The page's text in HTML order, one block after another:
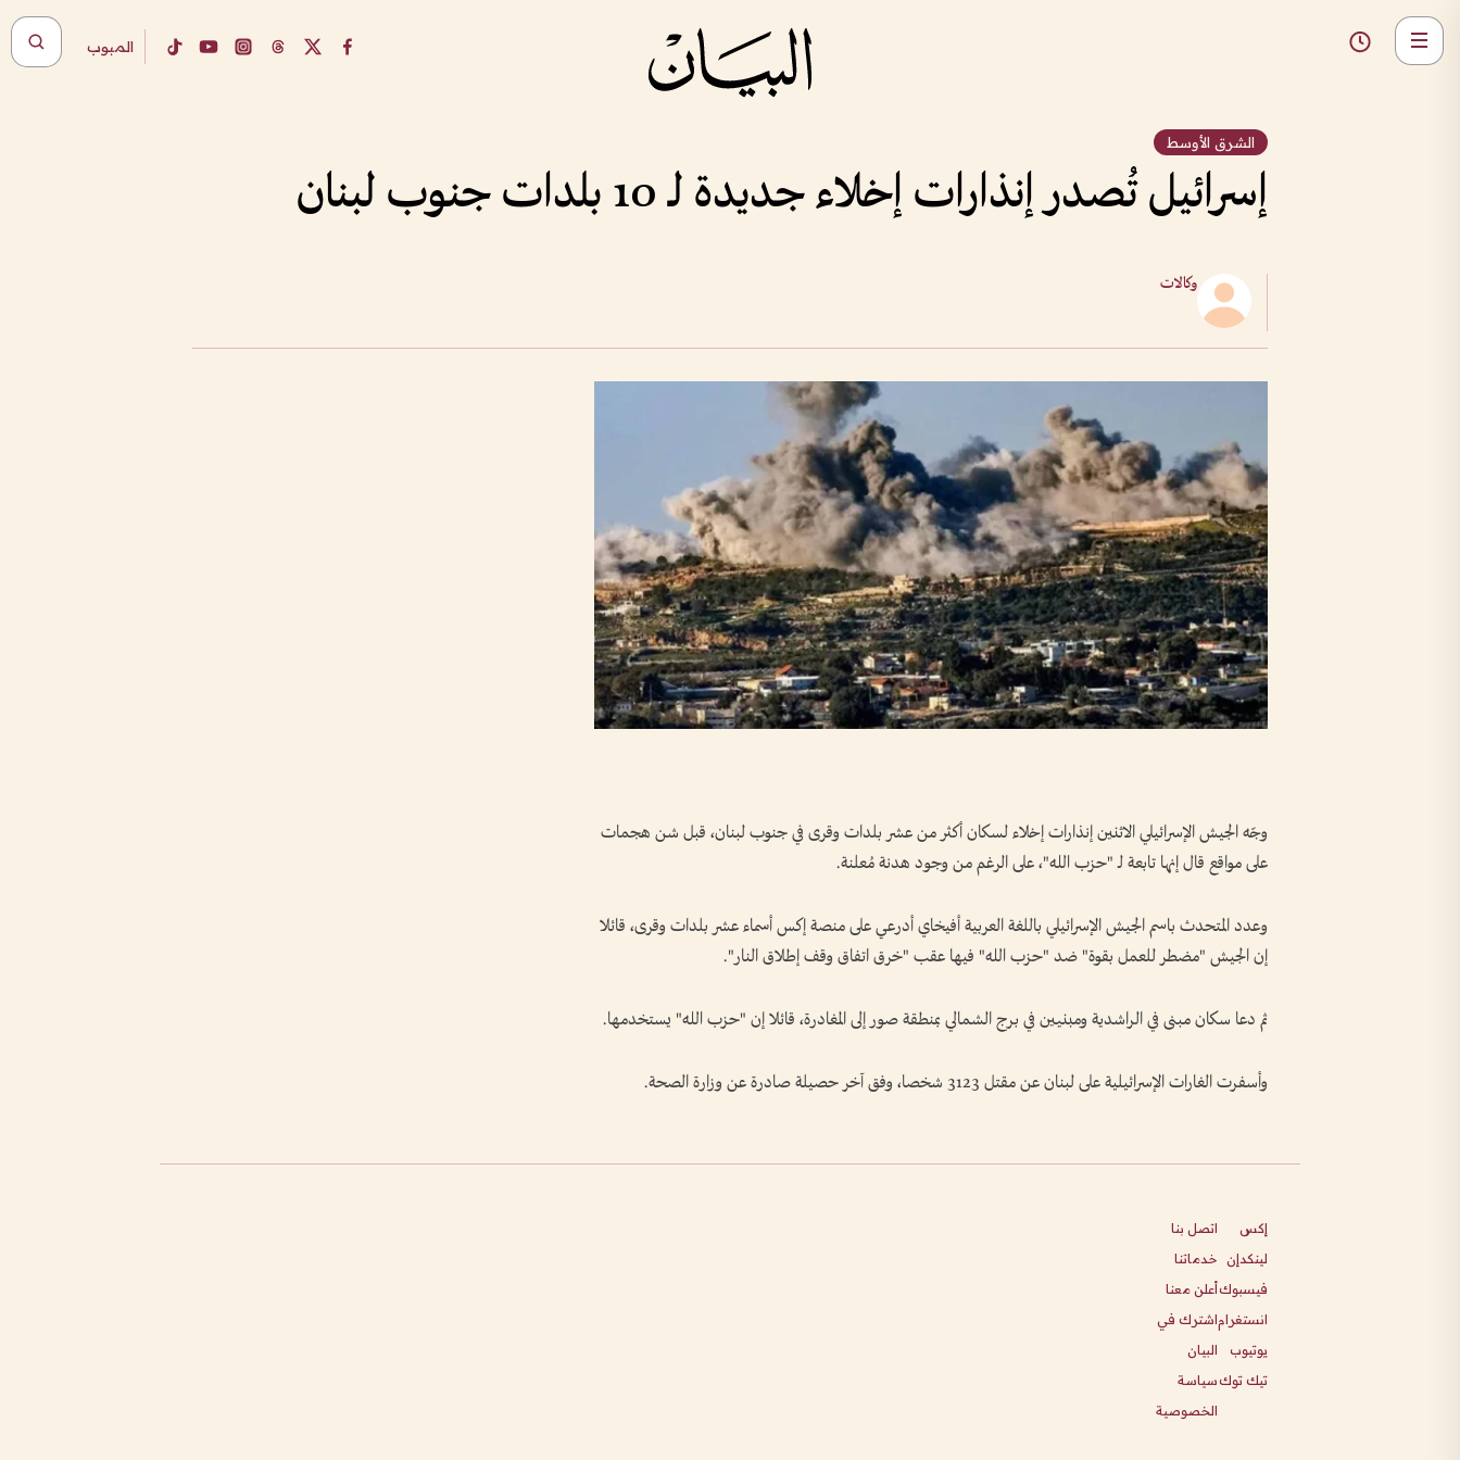
المبوب
الشرق الأوسط
إسرائيل تُصدر إنذارات إخلاء جديدة لـ 10 بلدات جنوب لبنان
وكالات
وجّه الجيش الإسرائيلي الاثنين إنذارات إخلاء لسكان أكثر من عشر بلدات وقرى في جنوب لبنان، قبل شن هجمات
على مواقع قال إنها تابعة لـ "حزب الله"، على الرغم من وجود هدنة مُعلنة.
وعدد المتحدث باسم الجيش الإسرائيلي باللغة العربية أفيخاي أدرعي على منصة إكس أسماء عشر بلدات وقرى، قائلا
إن الجيش "مضطر للعمل بقوة" ضد "حزب الله" فيها عقب "خرق اتفاق وقف إطلاق النار".
ثم دعا سكان مبنى في الراشدية ومبنيين في برج الشمالي بمنطقة صور إلى المغادرة، قائلا إن "حزب الله" يستخدمها.
وأسفرت الغارات الإسرائيلية على لبنان عن مقتل 3123 شخصا، وفق آخر حصيلة صادرة عن وزارة الصحة.
إكس
لينكدإن
فيسبوك
انستغرام
يوتيوب
تيك توك
اتصل بنا
خدماتنا
أعلن معنا
اشترك في
البيان
سياسة
الخصوصية